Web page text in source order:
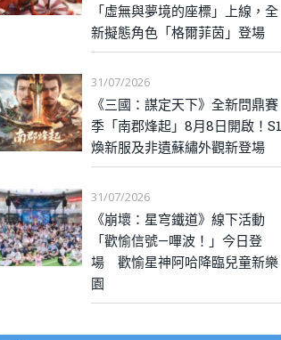
「虛無與夢境的座標」上線，全
新擬態角色「格爾菲茵」登場
31/07/2026
《三國：謀定天下》全新問鼎賽
季「南郡烽起」8月8日開啟！S1
煥新服及非遺蘇繡外觀新登場
31/07/2026
《崩壞：星穹鐵道》線下活動
「歡愉信號—嗶波！」今日登
場 歡愉星神阿哈降臨兒童新樂
園